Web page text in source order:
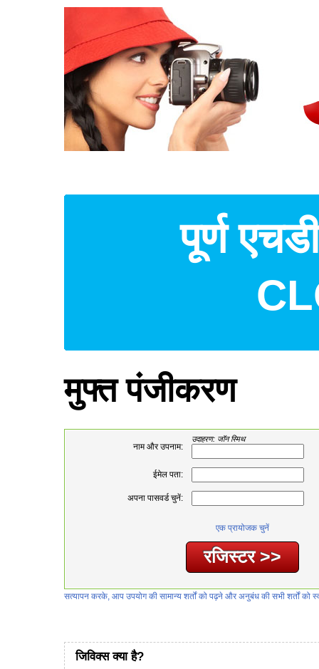
पूर्ण
मुफ्त पंजीकरण
नाम और उपनाम:
उदाहरण: जॉन स्मिथ
ईमेल पता:
अपना पासवर्ड चुनें:
एक प्रायोजक चुनें
सत्यापन करके, आप उपयोग की सामान्य शर्तों को पढ़ने और अनुबंध की सभी शर्तों को
जिविक्स क्या है?